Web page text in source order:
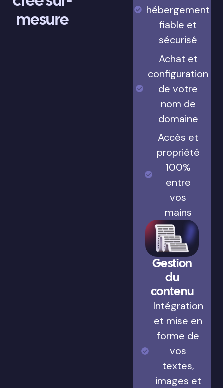
mesure
hébergement
fiable et
sécurisé
Achat et
configuration
de votre
nom de
domaine
Accès et
propriété
100%
entre
vos
mains
Gestion
du
contenu
Intégration
et mise en
forme de
vos
textes,
images et